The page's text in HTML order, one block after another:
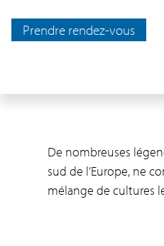
Prendre rendez-vous
De nombreuses
sud de l’Europe, ne
mélange de cultures